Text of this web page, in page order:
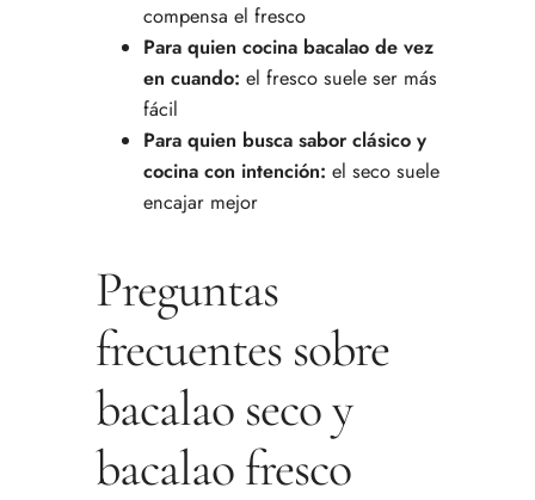
compensa el fresco
Para quien cocina bacalao de vez
en cuando: el fresco suele ser más
fácil
Para quien busca sabor clásico y
cocina con intención: el seco suele
encajar mejor
Preguntas
frecuentes sobre
bacalao seco y
bacalao fresco